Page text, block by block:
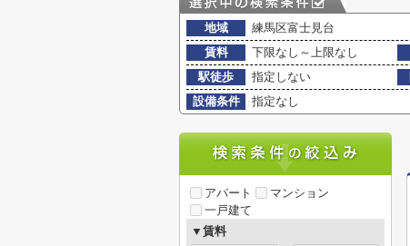
地域
練馬区富士見台
賃料
下限なし～上限なし
駅徒歩
指定しない
設備条件
指定なし
アパート
マンション
一戸建て
▼賃料